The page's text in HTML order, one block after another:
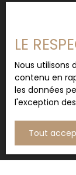
LE
Nous utilisons
contenu en
les données
l'exception
Tout